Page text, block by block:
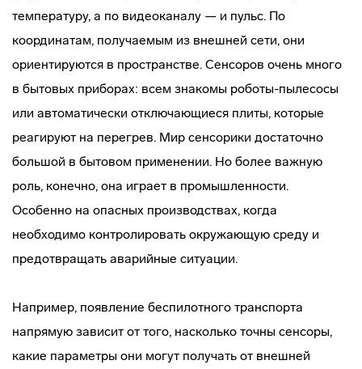
температуру, а по видеоканалу — и пульс. По
координатам, получаемым из внешней сети, они
ориентируются в пространстве. Сенсоров очень много
в бытовых приборах: всем знакомы роботы-пылесосы
или автоматически отключающиеся плиты, которые
реагируют на перегрев. Мир сенсорики достаточно
большой в бытовом применении. Но более важную
роль, конечно, она играет в промышленности.
Особенно на опасных производствах, когда
необходимо контролировать окружающую среду и
предотвращать аварийные ситуации.
Например, появление беспилотного транспорта
напрямую зависит от того, насколько точны сенсоры,
какие параметры они могут получать от внешней